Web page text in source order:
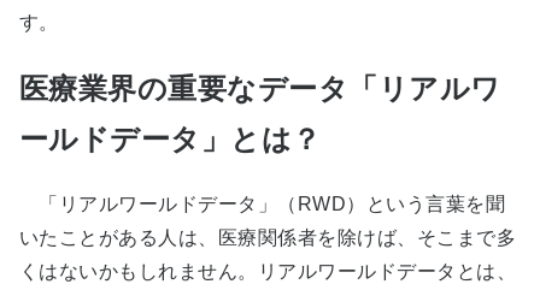
す。
医療業界の重要なデータ「リアルワ
ールドデータ」とは？
「リアルワールドデータ」（RWD）という言葉を聞
いたことがある人は、医療関係者を除けば、そこまで多
くはないかもしれません。リアルワールドデータとは、